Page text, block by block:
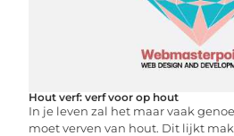
Hout verf: verf voor op hout
In je leven zal het maar vaak
moet verven van hout. Dit lijkt